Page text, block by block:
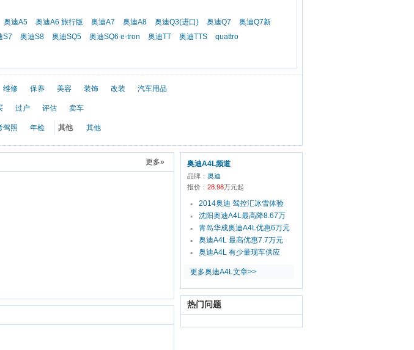
奥迪A5 奥迪A6 旅行版 奥迪A7 奥迪A8 奥迪Q3(进口) 奥迪Q7
奥迪Q7新
S7 奥迪S8 奥迪SQ5 奥迪SQ6 e-tron 奥迪TT 奥迪TTS quattro
维修 保养 美容 装饰 改装 汽车用品
过户 评估 卖车
驾照 年检 其他 其他
更多» 奥迪A4L频道
品牌： 奥迪
报价： 28.98万元起
▪
2014奥迪 驾控汇冰雪体验
▪
沈阳奥迪A4L最高降8.67万
▪
青岛华成奥迪A4L优惠6万元
▪
奥迪A4L 最高优惠7.7万元
▪
奥迪A4L 有少量现车供应
更多奥迪A4L文章>>
热门问题